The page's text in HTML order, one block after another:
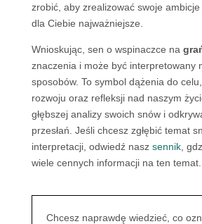
zrobić, aby zrealizować swoje
dla Ciebie najważniejsze.
Wnioskując, sen o wspinaczce na
znaczenia i może być interpretowany
sposobów. To symbol dążenia do
rozwoju oraz refleksji nad naszym
głębszej analizy swoich snów i
przesłań. Jeśli chcesz zgłębić temat
interpretacji, odwiedź nasz sennik,
wiele cennych informacji na ten temat.
Chcesz naprawdę wiedzieć, co